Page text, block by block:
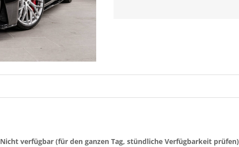
Nicht verfügbar (für den ganzen Tag, stündliche Verfügbarkeit prüfen)